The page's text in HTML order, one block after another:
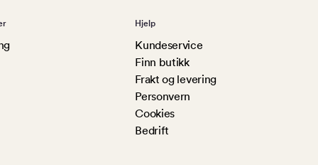
Hjelp
Kundeservice
Finn butikk
Frakt og levering
Personvern
Cookies
Bedrift